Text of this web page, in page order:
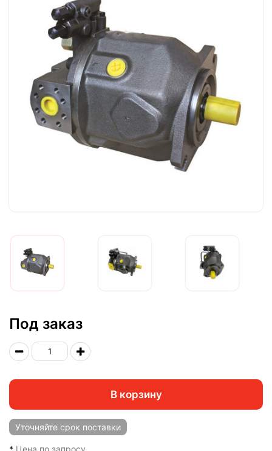
Под заказ
В корзину
Уточняйте срок поставки
* Цена по запросу